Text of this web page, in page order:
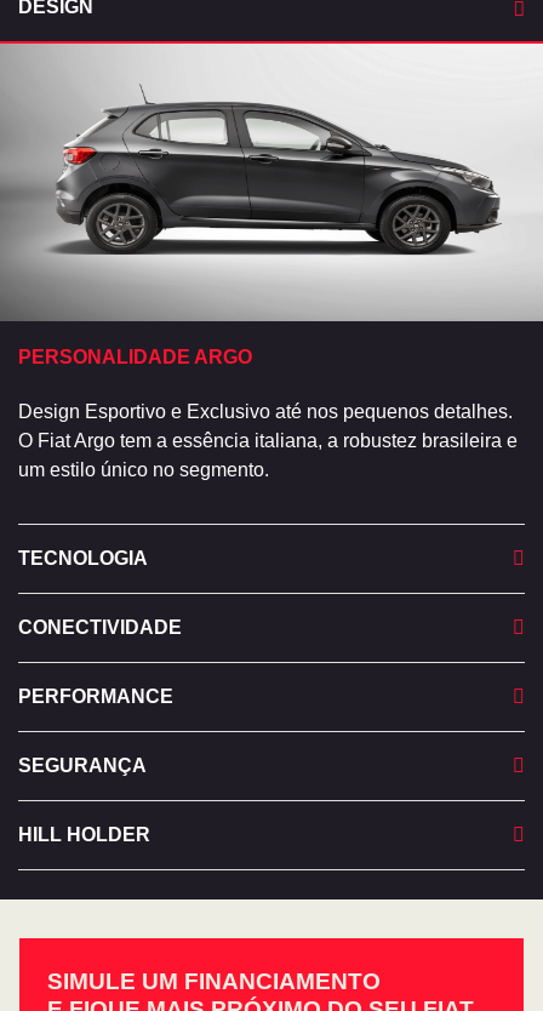
DESIGN
PERSONALIDADE ARGO
Design Esportivo e Exclusivo até nos pequenos detalhes.
O Fiat Argo tem a essência italiana, a robustez brasileira e
um estilo único no segmento.
TECNOLOGIA
CONECTIVIDADE
PERFORMANCE
SEGURANÇA
HILL HOLDER
SIMULE UM FINANCIAMENTO